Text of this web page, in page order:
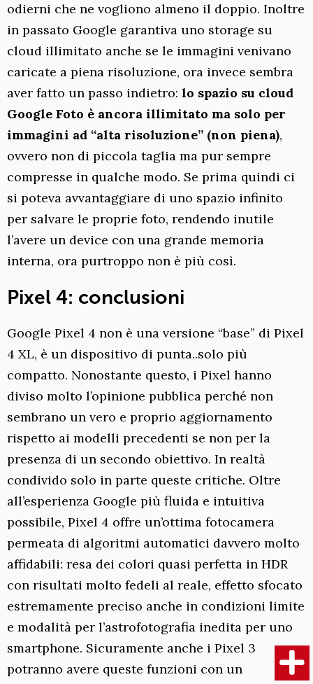
odierni che ne vogliono almeno il doppio. Inoltre
in passato Google garantiva uno storage su
cloud illimitato anche se le immagini venivano
caricate a piena risoluzione, ora invece sembra
aver fatto un passo indietro: lo spazio su cloud
Google Foto è ancora illimitato ma solo per
immagini ad “alta risoluzione” (non piena),
ovvero non di piccola taglia ma pur sempre
compresse in qualche modo. Se prima quindi ci
si poteva avvantaggiare di uno spazio infinito
per salvare le proprie foto, rendendo inutile
l’avere un device con una grande memoria
interna, ora purtroppo non è più così.
Pixel 4: conclusioni
Google Pixel 4 non è una versione “base” di Pixel
4 XL, è un dispositivo di punta..solo più
compatto. Nonostante questo, i Pixel hanno
diviso molto l’opinione pubblica perché non
sembrano un vero e proprio aggiornamento
rispetto ai modelli precedenti se non per la
presenza di un secondo obiettivo. In realtà
condivido solo in parte queste critiche. Oltre
all’esperienza Google più fluida e intuitiva
possibile, Pixel 4 offre un’ottima fotocamera
permeata di algoritmi automatici davvero molto
affidabili: resa dei colori quasi perfetta in HDR
con risultati molto fedeli al reale, effetto sfocato
estremamente preciso anche in condizioni limite
e modalità per l’astrofotografia inedita per uno
smartphone. Sicuramente anche i Pixel 3
potranno avere queste funzioni con un